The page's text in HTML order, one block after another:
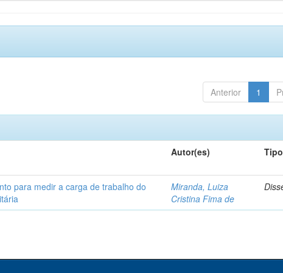
Anterior 1
Autor(es) Tipo
para medir a carga de trabalho do
Miranda, Luiza
Cristina Fima de